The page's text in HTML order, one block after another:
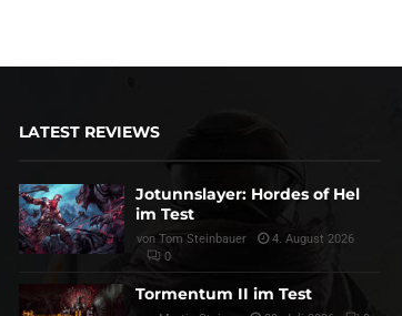
LATEST REVIEWS
Jotunnslayer: Hordes of Hel
im Test
von Tom Steinbauer
4. August 2026
0
Tormentum II im Test